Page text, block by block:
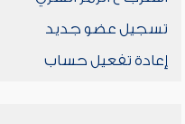
تسجيل عضو جديد
إعادة تفعيل حساب